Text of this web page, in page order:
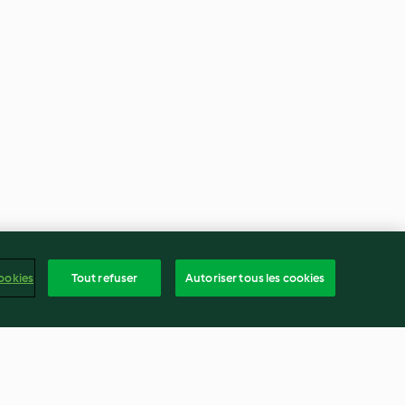
Tout refuser Autoriser tous les cookies